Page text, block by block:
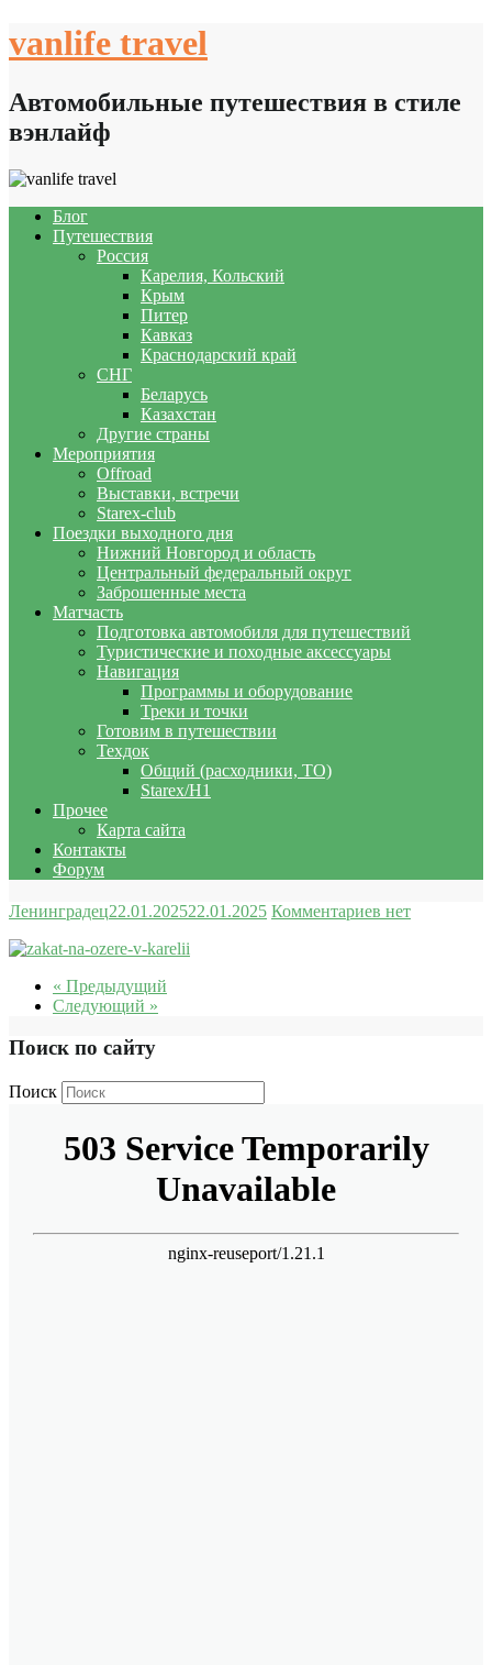
to
vanlife travel
Автомобильные путешествия в стиле
вэнлайф
Блог
Путешествия
Россия
Карелия, Кольский
Крым
Питер
Кавказ
Краснодарский край
СНГ
Беларусь
Казахстан
Другие страны
Мероприятия
Offroad
Выставки, встречи
Starex-club
Поездки выходного дня
Нижний Новгород и область
Центральный федеральный округ
Заброшенные места
Матчасть
Подготовка автомобиля для путешествий
Туристические и походные аксессуары
Навигация
Программы и оборудование
Треки и точки
Готовим в путешествии
Техдок
Общий (расходники, ТО)
Starex/H1
Прочее
Карта сайта
Контакты
Форум
Ленинградец22.01.202522.01.2025 Комментариев нет
« Предыдущий
Следующий »
Поиск по сайту
Поиск